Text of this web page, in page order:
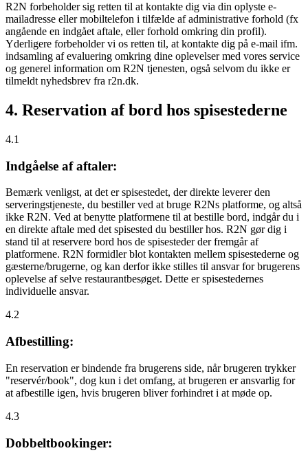
R2N forbeholder sig retten til at kontakte dig via din oplyste e-
mailadresse eller mobiltelefon i tilfælde af administrative forhold (fx
angående en indgået aftale, eller forhold omkring din profil).
Yderligere forbeholder vi os retten til, at kontakte dig på e-mail ifm.
indsamling af evaluering omkring dine oplevelser med vores service
og generel information om R2N tjenesten, også selvom du ikke er
tilmeldt nyhedsbrev fra r2n.dk.
4. Reservation af bord hos spisestederne
4.1
Indgåelse af aftaler:
Bemærk venligst, at det er spisestedet, der direkte leverer den
serveringstjeneste, du bestiller ved at bruge R2Ns platforme, og altså
ikke R2N. Ved at benytte platformene til at bestille bord, indgår du i
en direkte aftale med det spisested du bestiller hos. R2N gør dig i
stand til at reservere bord hos de spisesteder der fremgår af
platformene. R2N formidler blot kontakten mellem spisestederne og
gæsterne/brugerne, og kan derfor ikke stilles til ansvar for brugerens
oplevelse af selve restaurantbesøget. Dette er spisestedernes
individuelle ansvar.
4.2
Afbestilling:
En reservation er bindende fra brugerens side, når brugeren trykker
"reservér/book", dog kun i det omfang, at brugeren er ansvarlig for
at afbestille igen, hvis brugeren bliver forhindret i at møde op.
4.3
Dobbeltbookinger: